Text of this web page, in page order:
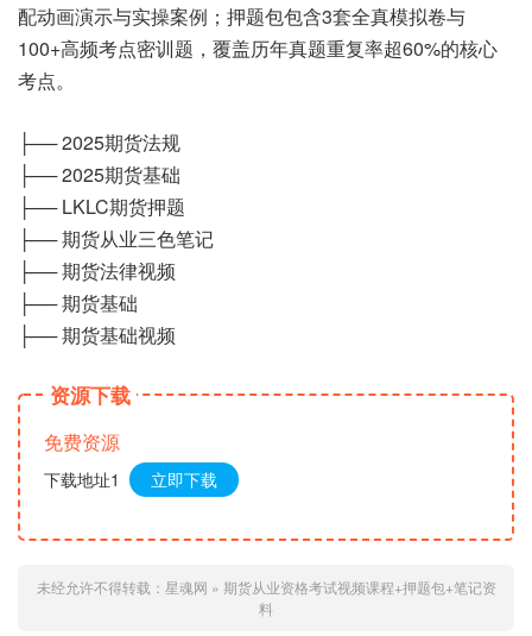
配动画演示与实操案例；押题包包含3套全真模拟卷与
100+高频考点密训题，覆盖历年真题重复率超60%的核心
考点。
├── 2025期货法规
├── 2025期货基础
├── LKLC期货押题
├── 期货从业三色笔记
├── 期货法律视频
├── 期货基础
├── 期货基础视频
资源下载
免费资源
下载地址1 立即下载
未经允许不得转载： 星魂网 » 期货从业资格考试视频课程+押题包+笔记资
料